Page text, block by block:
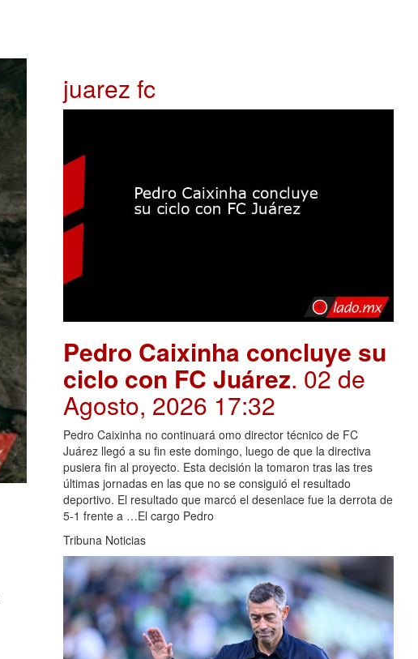
juarez fc
Pedro Caixinha concluye su
ciclo con FC Juárez. 02 de
Agosto, 2026 17:32
Pedro Caixinha no continuará omo director técnico de FC
Juárez llegó a su fin este domingo, luego de que la directiva
pusiera fin al proyecto. Esta decisión la tomaron tras las tres
últimas jornadas en las que no se consiguió el resultado
deportivo. El resultado que marcó el desenlace fue la derrota de
5-1 frente a …El cargo Pedro
Tribuna Noticias